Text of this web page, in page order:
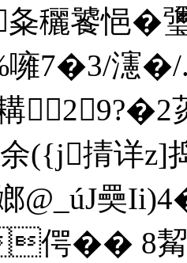
穲饕 悒�
瀗�/.
29?�2
({j掅详
嫏@_úJ奰
偔�� 8